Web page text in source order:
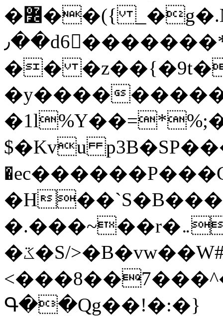
�߼��({ _�g�.Nfӻg����f7z91o^��̤^�>��2�`�:|#dk�{>�>>&�tsw�Nwo�?
٫��d6򆧇�������*��[|^]oo���NW~zz>�X&�u�=K?
��
�y����
$�Kvu
�H
�.���~��r�޼�}�܅�mؕWu���K}
�ػ�S/>�B�vw��W#�I��*]\W��)Ħ�1��fC}
Գ��Qg��!�:�}